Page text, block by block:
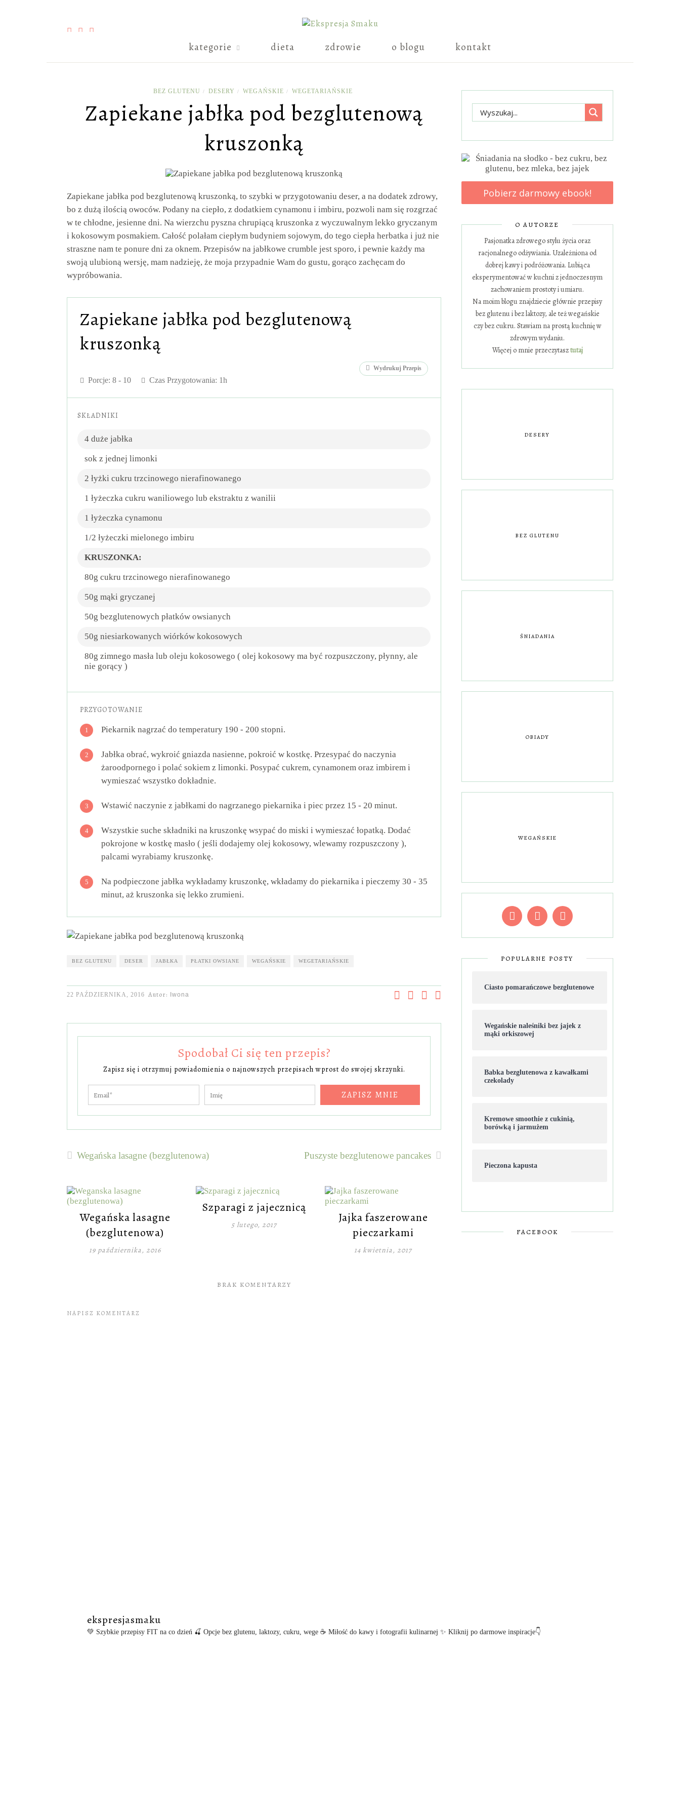
kategorie dieta zdrowie o blogu kontakt
BEZ GLUTENU / DESERY / WEGAŃSKIE / WEGETARIAŃSKIE
Zapiekane jabłka pod bezglutenową
kruszonką
Zapiekane jabłka pod bezglutenową kruszonką, to szybki w przygotowaniu deser, a na dodatek zdrowy,
bo z dużą ilością owoców. Podany na ciepło, z dodatkiem cynamonu i imbiru, pozwoli nam się rozgrzać
w te chłodne, jesienne dni. Na wierzchu pyszna chrupiącą kruszonka z wyczuwalnym lekko gryczanym
i kokosowym posmakiem. Całość polałam ciepłym budyniem sojowym, do tego ciepła herbatka i już nie
straszne nam te ponure dni za oknem. Przepisów na jabłkowe crumble jest sporo, i pewnie każdy ma
swoją ulubioną wersję, mam nadzieję, że moja przypadnie Wam do gustu, gorąco zachęcam do
wypróbowania.
Zapiekane jabłka pod bezglutenową
kruszonką
Wydrukuj Przepis
Porcje: 8 - 10 Czas Przygotowania: 1h
SKŁADNIKI
4 duże jabłka
sok z jednej limonki
2 łyżki cukru trzcinowego nierafinowanego
1 łyżeczka cukru waniliowego lub ekstraktu z wanilii
1 łyżeczka cynamonu
1/2 łyżeczki mielonego imbiru
KRUSZONKA:
80g cukru trzcinowego nierafinowanego
50g mąki gryczanej
50g bezglutenowych płatków owsianych
50g niesiarkowanych wiórków kokosowych
80g zimnego masła lub oleju kokosowego ( olej kokosowy ma być rozpuszczony, płynny, ale
nie gorący )
PRZYGOTOWANIE
1 Piekarnik nagrzać do temperatury 190 - 200 stopni.
2
Jabłka obrać, wykroić gniazda nasienne, pokroić w kostkę. Przesypać do naczynia
żaroodpornego i polać sokiem z limonki. Posypać cukrem, cynamonem oraz imbirem i
wymieszać wszystko dokładnie.
3 Wstawić naczynie z jabłkami do nagrzanego piekarnika i piec przez 15 - 20 minut.
4
Wszystkie suche składniki na kruszonkę wsypać do miski i wymieszać łopatką. Dodać
pokrojone w kostkę masło ( jeśli dodajemy olej kokosowy, wlewamy rozpuszczony ),
palcami wyrabiamy kruszonkę.
5
Na podpieczone jabłka wykładamy kruszonkę, wkładamy do piekarnika i pieczemy 30 - 35
minut, aż kruszonka się lekko zrumieni.
BEZ GLUTENU DESER JABŁKA PŁATKI OWSIANE WEGAŃSKIE WEGETARIAŃSKIE
22 PAŹDZIERNIKA, 2016 Autor: Iwona
Spodobał Ci się ten przepis?
Zapisz się i otrzymuj powiadomienia o najnowszych przepisach wprost do swojej skrzynki.
ZAPISZ MNIE
Wegańska lasagne (bezglutenowa) Puszyste bezglutenowe pancakes
Wegańska lasagne
(bezglutenowa)
19 października, 2016
Szparagi z jajecznicą
5 lutego, 2017
Jajka faszerowane
pieczarkami
14 kwietnia, 2017
BRAK KOMENTARZY
NAPISZ KOMENTARZ
Pobierz darmowy ebook!
O AUTORZE
Pasjonatka zdrowego stylu życia oraz
racjonalnego odżywiania. Uzależniona od
dobrej kawy i podróżowania. Lubiąca
eksperymentować w kuchni z jednoczesnym
zachowaniem prostoty i umiaru.
Na moim blogu znajdziecie głównie przepisy
bez glutenu i bez laktozy, ale też wegańskie
czy bez cukru. Stawiam na prostą kuchnię w
zdrowym wydaniu.
Więcej o mnie przeczytasztutaj
DESERY
BEZ GLUTENU
ŚNIADANIA
OBIADY
WEGAŃSKIE
POPULARNE POSTY
Ciasto pomarańczowe bezglutenowe
Wegańskie naleśniki bez jajek z
mąki orkiszowej
Babka bezglutenowa z kawałkami
czekolady
Kremowe smoothie z cukinią,
borówką i jarmużem
Pieczona kapusta
FACEBOOK
ekspresjasmaku
💚 Szybkie przepisy FIT na co dzień 🍒 Opcje bez glutenu, laktozy, cukru, wege ☕ Miłość do kawy i fotografii kulinarnej ✨ Kliknij po darmowe inspiracje👇